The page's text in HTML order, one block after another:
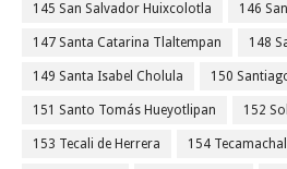
145 San Salvador Huixcolotla 146
147 Santa Catarina Tlaltempan 148
149 Santa Isabel Cholula 150
151 Santo Tomás Hueyotlipan 152
153 Tecali de Herrera 154